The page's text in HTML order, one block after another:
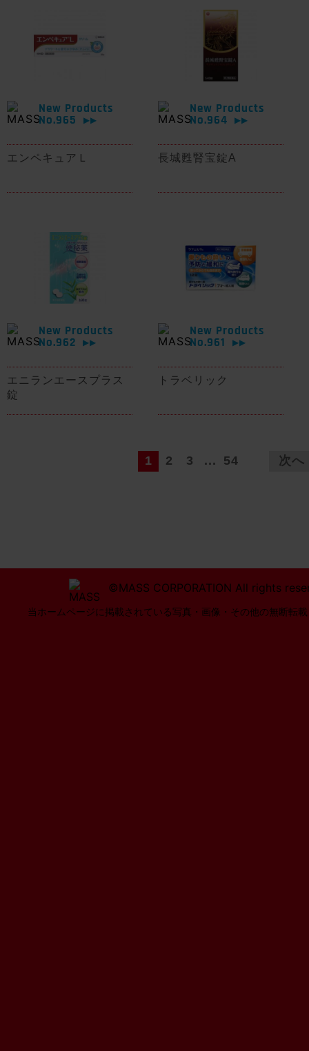
New Products
No.965
▶▶
エンペキュアＬ
New Products
No.964
▶▶
長城甦腎宝錠A
New Products
No.962
▶▶
エニランエースプラス
錠
New Products
No.961
▶▶
トラベリック
1 2 3 ... 54 次
©MASS CORPORATION All rights
当ホームページに掲載されている写真・画像・その他の無断転